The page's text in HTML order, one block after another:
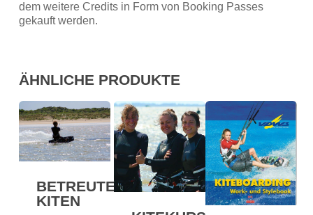
dem weitere Credits in Form von Booking Passes
gekauft werden.
ÄHNLICHE PRODUKTE
BETREUTES
KITEN